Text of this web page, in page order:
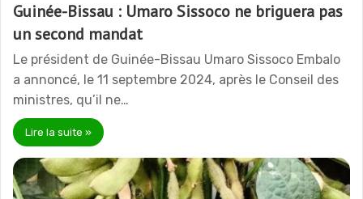
Guinée-Bissau : Umaro Sissoco ne briguera pas
un second mandat
Le président de Guinée-Bissau Umaro Sissoco Embalo
a annoncé, le 11 septembre 2024, après le Conseil des
ministres, qu’il ne…
Lire la suite »